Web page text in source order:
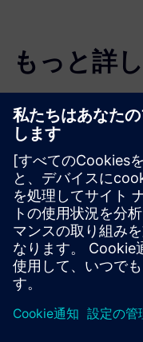
もっと詳
品質管理リソ
品質管理システム（
プロセスの一部とし
題が発生する前に潜
もっと読む